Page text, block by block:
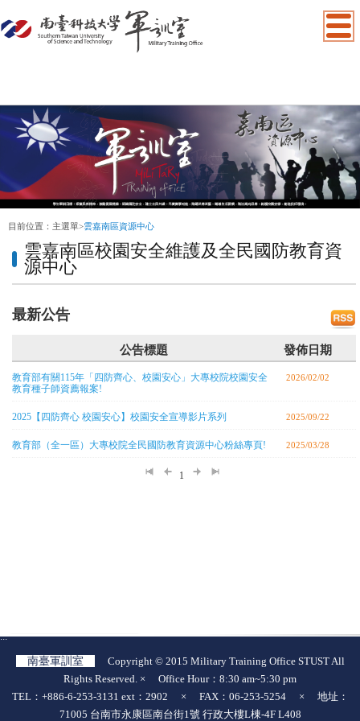
目前位置： 主選單>雲嘉南區資源中心
雲嘉南區校園安全維護及全民國防教育資
源中心
最新公告
公告標題 發佈日期
教育部有關115年「四防齊心、校園安心」大專校院校園安全
教育種子師資薦報案!
2026/02/02
2025【四防齊心 校園安心】校園安全宣導影片系列 2025/09/22
教育部（全一區）大專校院全民國防教育資源中心粉絲專頁! 2025/03/28
1
:::
南臺軍訓室
Copyright © 2015 Military Training Office STUST All
Rights Reserved. × Office Hour：8:30 am~5:30 pm
TEL：+886-6-253-3131 ext：2902 × FAX：06-253-5254 × 地址：
71005 台南市永康區南台街1號 行政大樓L棟-4F L408